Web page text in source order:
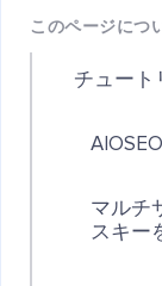
このページにつ
チュート
マルチ
スキー